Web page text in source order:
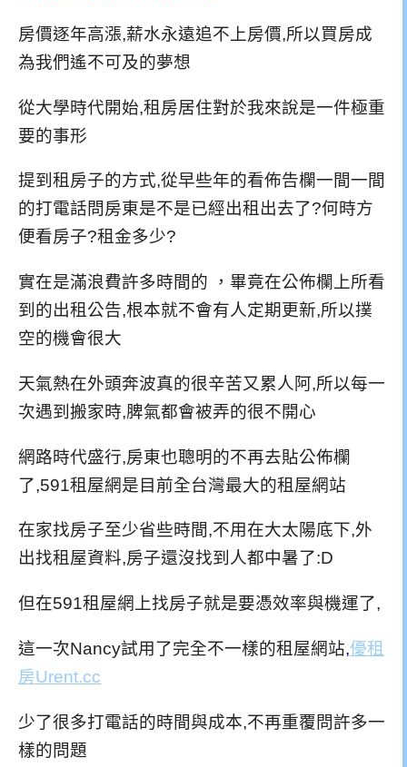
房價逐年高漲,薪水永遠追不上房價,所以買房成
為我們遙不可及的夢想
從大學時代開始,租房居住對於我來說是一件極重
要的事形
提到租房子的方式,從早些年的看佈告欄一間一間
的打電話問房東是不是已經出租出去了?何時方
便看房子?租金多少?
實在是滿浪費許多時間的 ，畢竟在公佈欄上所看
到的出租公告,根本就不會有人定期更新,所以撲
空的機會很大
天氣熱在外頭奔波真的很辛苦又累人阿,所以每一
次遇到搬家時,脾氣都會被弄的很不開心
網路時代盛行,房東也聰明的不再去貼公佈欄
了,591租屋網是目前全台灣最大的租屋網站
在家找房子至少省些時間,不用在大太陽底下,外
出找租屋資料,房子還沒找到人都中暑了:D
但在591租屋網上找房子就是要憑效率與機運了,
這一次Nancy試用了完全不一樣的租屋網站,優租
房Urent.cc
少了很多打電話的時間與成本,不再重覆問許多一
樣的問題